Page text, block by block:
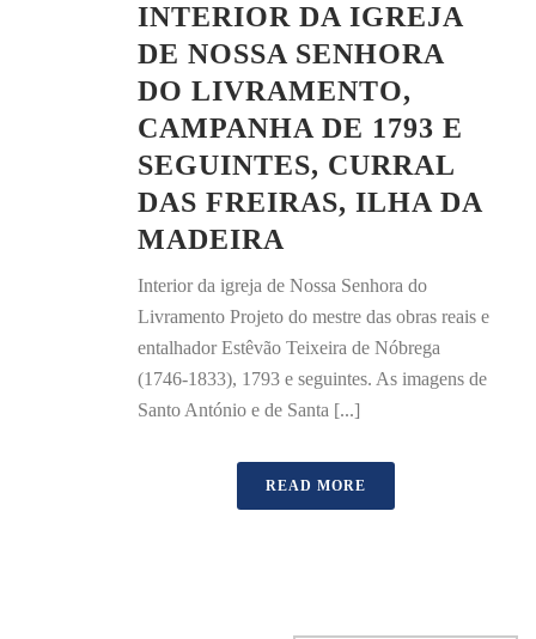
INTERIOR DA IGREJA
DE NOSSA SENHORA
DO LIVRAMENTO,
CAMPANHA DE 1793 E
SEGUINTES, CURRAL
DAS FREIRAS, ILHA DA
MADEIRA
Interior da igreja de Nossa Senhora do
Livramento Projeto do mestre das obras reais e
entalhador Estêvão Teixeira de Nóbrega
(1746-1833), 1793 e seguintes. As imagens de
Santo António e de Santa [...]
READ MORE